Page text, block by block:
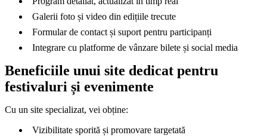
Galerii foto și video din edițiile trecute
Formular de contact și suport pentru participanți
Integrare cu platforme de vânzare bilete și social media
Beneficiile unui site dedicat pentru
festivaluri și evenimente
Cu un site specializat, vei obține:
Vizibilitate sporită și promovare targetată